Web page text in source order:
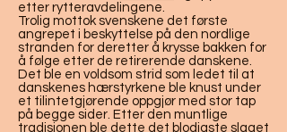
etter rytteravdelingene.
Trolig mottok svenskene det første
angrepet i beskyttelse på den nordlige
stranden for deretter å krysse bakken for
å følge etter de retirerende danskene.
Det ble en voldsom strid som ledet til at
danskenes hærstyrkene ble knust under
et tilintetgjørende oppgjør med stor tap
på begge sider. Etter den muntlige
tradisjonen ble dette det blodigste slaget